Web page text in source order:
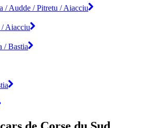
/ Audde / Pitretu / Aiacciu
/ Aiacciu
/ Bastia